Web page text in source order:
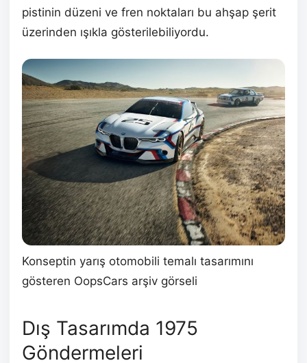
pistinin düzeni ve fren noktaları bu ahşap şerit
üzerinden ışıkla gösterilebiliyordu.
Konseptin yarış otomobili temalı tasarımını
gösteren OopsCars arşiv görseli
Dış Tasarımda 1975
Göndermeleri